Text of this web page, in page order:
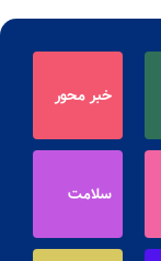
خبر محور
سلامت